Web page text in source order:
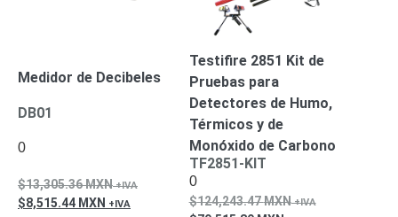
IntercomunicadoresVideoporteros
IP
Medidor de Decibeles
DB01
0
13,305.36MXN
8,515.44 MXN
Testifire 2851 Kit de
Pruebas para
Detectores de Humo,
Térmicos y de
Monóxido de Carbono
TF2851-KIT
0
124,243.47MXN